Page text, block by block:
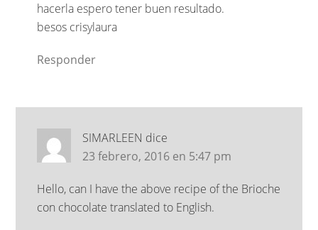
hacerla espero tener buen resultado.
besos crisylaura
Responder
SIMARLEEN dice
23 febrero, 2016 en 5:47 pm
Hello, can I have the above recipe of the Brioche
con chocolate translated to English.